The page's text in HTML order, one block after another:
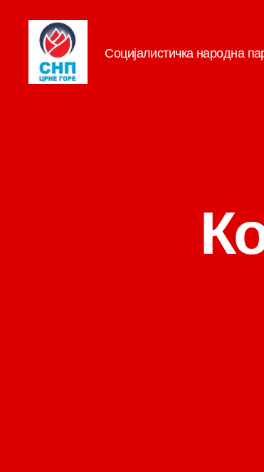
Социјалистичка народна